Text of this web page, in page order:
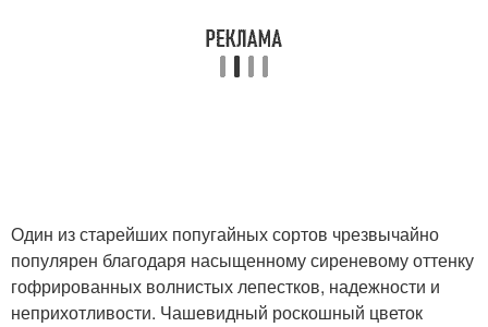
Один из старейших попугайных сортов чрезвычайно
популярен благодаря насыщенному сиреневому оттенку
гофрированных волнистых лепестков, надежности и
неприхотливости. Чашевидный роскошный цветок